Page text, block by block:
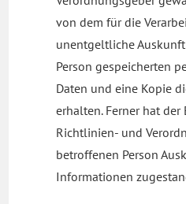
von dem für die
unentgeltliche
Person gespeicherten
Daten und eine Kopie
erhalten. Ferner hat der
Richtlinien- und
betroffenen Person
Informationen